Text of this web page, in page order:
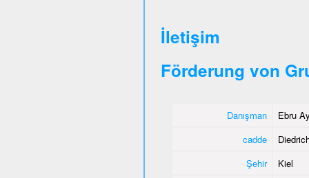
İletişim
Förderung von
Danışman
Ebru
cadde
Şehir
Kiel